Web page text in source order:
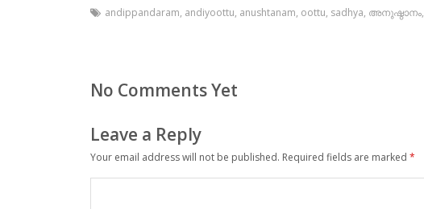
andippandaram, andiyoottu, anushtanam, oottu, sadhya, അനുഷ്ഠാനം,
No Comments Yet
Leave a Reply
Your email address will not be published. Required fields are marked *